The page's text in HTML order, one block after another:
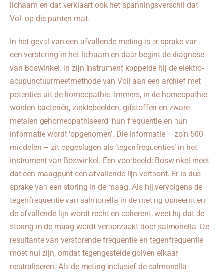
lichaam en dat verklaart ook het spanningsverschil dat
Voll op die punten mat.
In het geval van een afvallende meting is er sprake van
een verstoring in het lichaam en daar begint de diagnose
van Boswinkel. In zijn instrument koppelde hij de elektro-
acupunctuurmeetmethode van Voll aan een archief met
potenties uit de homeopathie. Immers, in de homeopathie
worden bacteriën, ziektebeelden, gifstoffen en zware
metalen gehomeopathiseerd: hun frequentie en hun
informatie wordt ‘opgenomen’. Die informatie – zo’n 500
middelen – zit opgeslagen als ’tegenfrequenties’ in het
instrument van Boswinkel. Een voorbeeld: Boswinkel meet
dat een maagpunt een afvallende lijn vertoont. Er is dus
sprake van een storing in de maag. Als hij vervolgens de
tegenfrequentie van salmonella in de meting opneemt en
de afvallende lijn wordt recht en coherent, weet hij dat de
storing in de maag wordt veroorzaakt door salmonella. De
resultante van verstorende frequentie en tegenfrequentie
moet nul zijn, omdat tegengestelde golven elkaar
neutraliseren. Als de meting inclusief de salmonella-